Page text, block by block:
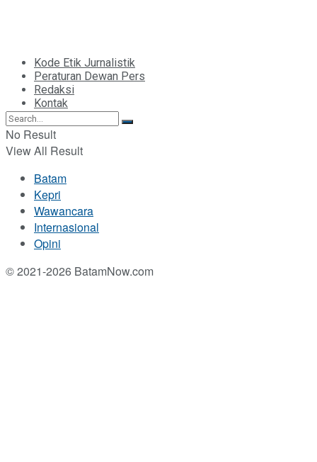
Kode Etik Jurnalistik
Peraturan Dewan Pers
Redaksi
Kontak
No Result
View All Result
Batam
Kepri
Wawancara
Internasional
Opini
© 2021-2026 BatamNow.com